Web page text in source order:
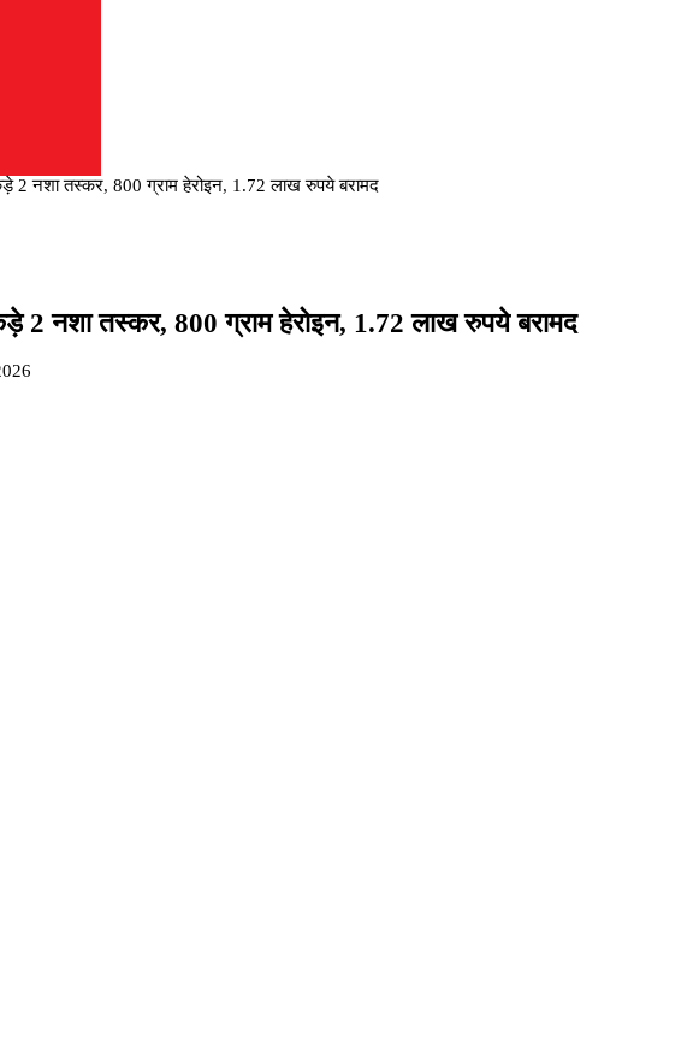
2 नशा तस्कर, 800 ग्राम हेरोइन, 1.72 लाख रुपये बरामद
2 नशा तस्कर, 800 ग्राम हेरोइन, 1.72 लाख रुपये बरामद